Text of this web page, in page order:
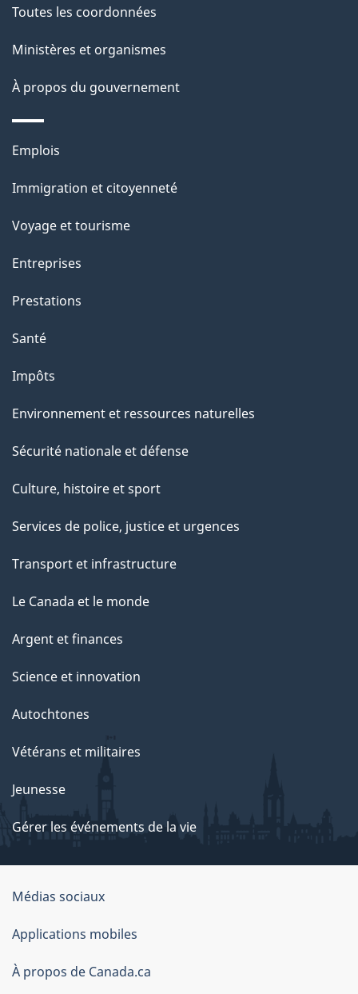
p
a
g
e
Toutes les coordonnées
Ministères et organismes
À propos du gouvernement
Thèmes
sujets
Emplois
Immigration et citoyenneté
Voyage et tourisme
Entreprises
Prestations
Santé
Impôts
Environnement et ressources naturelles
Sécurité nationale et défense
Culture, histoire et sport
Services de police, justice et urgences
Transport et infrastructure
Le Canada et le monde
Argent et finances
Science et innovation
Autochtones
Vétérans et militaires
Jeunesse
Gérer les événements de la vie
Organisation
du
gouvernement
du
Médias sociaux
Applications mobiles
À propos de Canada.ca